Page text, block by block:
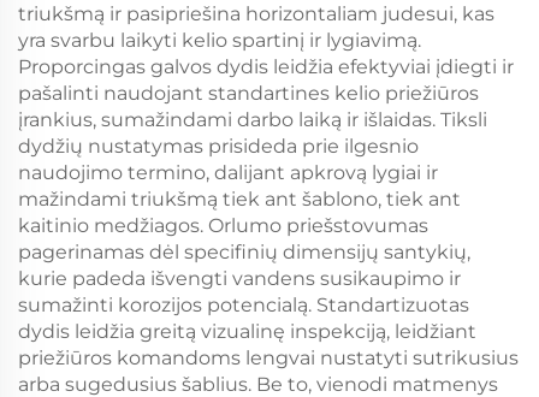
triukšmą ir pasipriešina horizontaliam judesui, kas
yra svarbu laikyti kelio spartinį ir lygiavimą.
Proporcingas galvos dydis leidžia efektyviai įdiegti ir
pašalinti naudojant standartines kelio priežiūros
įrankius, sumažindami darbo laiką ir išlaidas. Tiksli
dydžių nustatymas prisideda prie ilgesnio
naudojimo termino, dalijant apkrovą lygiai ir
mažindami triukšmą tiek ant šablono, tiek ant
kaitinio medžiagos. Orlumo priešstovumas
pagerinamas dėl specifinių dimensijų santykių,
kurie padeda išvengti vandens susikaupimo ir
sumažinti korozijos potencialą. Standartizuotas
dydis leidžia greitą vizualinę inspekciją, leidžiant
priežiūros komandoms lengvai nustatyti sutrikusius
arba sugedusius šablius. Be to, vienodi matmenys